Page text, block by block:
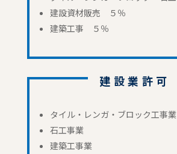
建設資材販売 ５％
建築工事 ５％
建設業許可
タイル・レンガ・ブロック工事業
石工事業
建築工事業